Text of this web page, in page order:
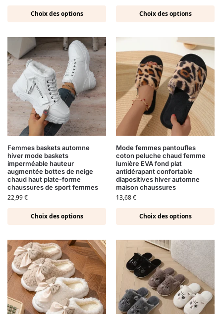
Choix des options Choix des options
Femmes baskets automne
hiver mode baskets
imperméable hauteur
augmentée bottes de neige
chaud haut plate-forme
chaussures de sport femmes
22,99€
Choix des options
Mode femmes pantoufles
coton peluche chaud femme
lumière EVA fond plat
antidérapant confortable
diapositives hiver automne
maison chaussures
13,68€
Choix des options